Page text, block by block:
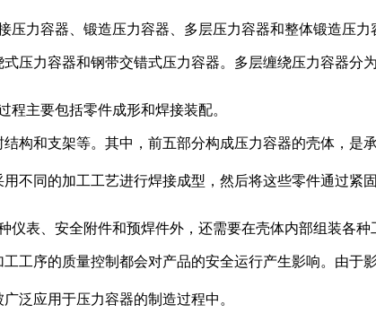
压力容器、锻造压力容器、多层压力容器和整体锻造压力
压力容器和钢带交错式压力容器。多层缠绕压力容器分
程主要包括零件成形和焊接装配。
构和支架等。其中，前五部分构成压力容器的壳体，
不同的加工工艺进行焊接成型，然后将这些零件通过紧
仪表、安全附件和预焊件外，还需要在壳体内部组装各种
工序的质量控制都会对产品的安全运行产生影响。由
泛应用于压力容器的制造过程中。